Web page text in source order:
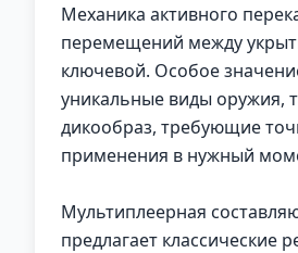
Механика активного
перемещений между
ключевой. Особое
уникальные виды оружия,
дикообраз, требующие
применения в нужный
Мультиплеерная
предлагает классические